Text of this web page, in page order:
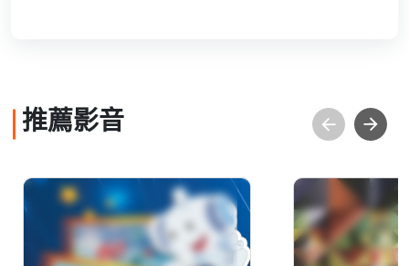
推薦影音
60秒科學讚(057)
探索：自己
(系列二)(7)